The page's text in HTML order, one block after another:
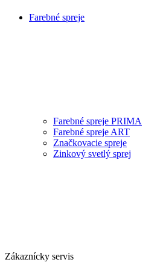
Farebné spreje
Farebné spreje PRIMA
Farebné spreje ART
Značkovacie spreje
Zinkový svetlý sprej
Zákaznícky servis